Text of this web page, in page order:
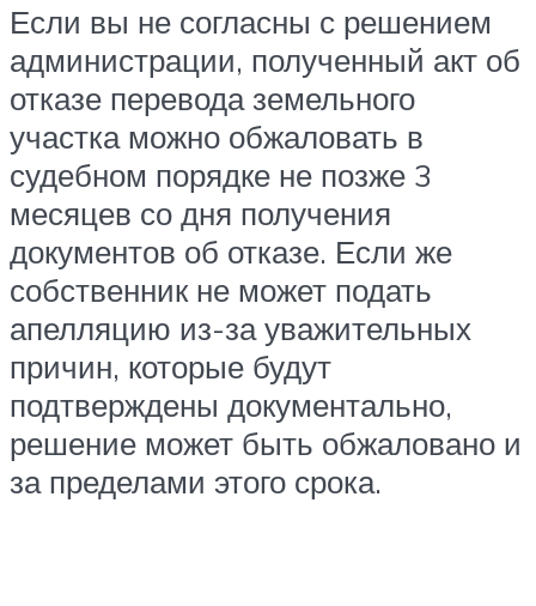
Если вы не согласны с решением
администрации, полученный акт об
отказе перевода земельного
участка можно обжаловать в
судебном порядке не позже 3
месяцев со дня получения
документов об отказе. Если же
собственник не может подать
апелляцию из-за уважительных
причин, которые будут
подтверждены документально,
решение может быть обжаловано и
за пределами этого срока.